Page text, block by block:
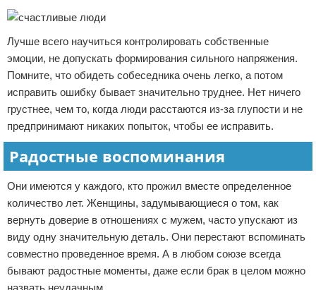
Лучше всего научиться контролировать собственные
эмоции, не допускать формирования сильного напряжения.
Помните, что обидеть собеседника очень легко, а потом
исправить ошибку бывает значительно труднее. Нет ничего
грустнее, чем то, когда люди расстаются из-за глупости и не
предпринимают никаких попыток, чтобы ее исправить.
Радостные воспоминания
Они имеются у каждого, кто прожил вместе определенное
количество лет. Женщины, задумывающиеся о том, как
вернуть доверие в отношениях с мужем, часто упускают из
виду одну значительную деталь. Они перестают вспоминать
совместно проведенное время. А в любом союзе всегда
бывают радостные моменты, даже если брак в целом можно
назвать неудачным.